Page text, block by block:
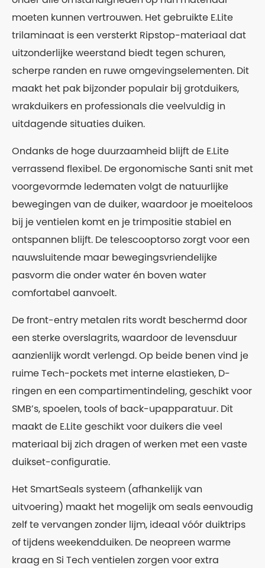
moeten kunnen vertrouwen. Het gebruikte E.Lite
trilaminaat is een versterkt Ripstop-materiaal dat
uitzonderlijke weerstand biedt tegen schuren,
scherpe randen en ruwe omgevingselementen. Dit
maakt het pak bijzonder populair bij grotduikers,
wrakduikers en professionals die veelvuldig in
uitdagende situaties duiken.
Ondanks de hoge duurzaamheid blijft de E.Lite
verrassend flexibel. De ergonomische Santi snit met
voorgevormde ledematen volgt de natuurlijke
bewegingen van de duiker, waardoor je moeiteloos
bij je ventielen komt en je trimpositie stabiel en
ontspannen blijft. De telescooptorso zorgt voor een
nauwsluitende maar bewegingsvriendelijke
pasvorm die onder water én boven water
comfortabel aanvoelt.
De front-entry metalen rits wordt beschermd door
een sterke overslagrits, waardoor de levensduur
aanzienlijk wordt verlengd. Op beide benen vind je
ruime Tech-pockets met interne elastieken, D-
ringen en een compartimentindeling, geschikt voor
SMB’s, spoelen, tools of back-upapparatuur. Dit
maakt de E.Lite geschikt voor duikers die veel
materiaal bij zich dragen of werken met een vaste
duikset-configuratie.
Het SmartSeals systeem (afhankelijk van
uitvoering) maakt het mogelijk om seals eenvoudig
zelf te vervangen zonder lijm, ideaal vóór duiktrips
of tijdens weekendduiken. De neopreen warme
kraag en Si Tech ventielen zorgen voor extra